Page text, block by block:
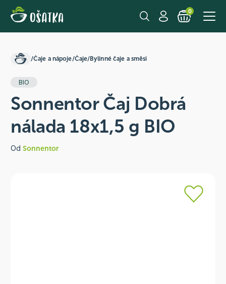
0
/Čaje a nápoje/Čaje/Bylinné čaje a směsi
BIO
Sonnentor Čaj Dobrá
nálada 18x1,5 g BIO
Od Sonnentor